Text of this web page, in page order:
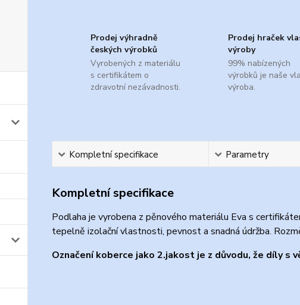
Prodej výhradně
českých výrobků
Vyrobených z materiálu
s certifikátem o
zdravotní nezávadnosti.
Prodej hraček
výroby
99% nabízených
výrobků je naše
výroba.
Kompletní specifikace Parametry
Kompletní specifikace
Podlaha je vyrobena z pěnového materiálu Eva s
tepelně izolační vlastnosti, pevnost a snadná údržba.
Označení koberce jako 2.jakost je z důvodu, že díly